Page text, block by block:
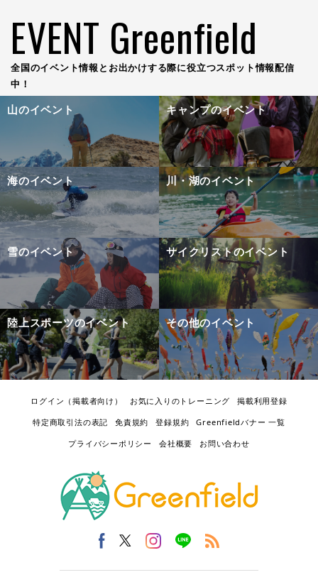
EVENT Greenfield
全国のイベント情報とお出かけする際に役立つスポット情報配信
中！
山のイベント キャンプのイベント
海のイベント 川・湖のイベント
雪のイベント サイクリストのイベント
陸上スポーツのイベント その他のイベント
ログイン（掲載者向け） お気に入りのトレーニング
掲載利用登録
特定商取引法の表記
免責規約 登録規約
Greenfieldバナー 一覧
プライバシーポリシー
会社概要 お問い合わせ